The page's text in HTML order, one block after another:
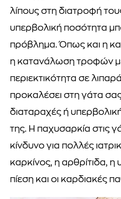
λίπους στη διατροφή
υπερβολική ποσότητα
πρόβλημα. Όπως και η
η κατανάλωση τροφών
περιεκτικότητα σε
προκαλέσει στη γάτα
διαταραχές ή
της. Η παχυσαρκία στις
κίνδυνο για πολλές
καρκίνος, η αρθρίτιδα,
πίεση και οι καρδιακές